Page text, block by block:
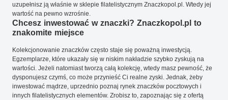
uzupełnisz ją właśnie w sklepie filatelistycznym Znaczkopol.pl. Wtedy jej
wartość na pewno wzrośnie.
Chcesz inwestować w znaczki? Znaczkopol.pl to
znakomite miejsce
Kolekcjonowanie znaczków często staje się poważną inwestycją.
Egzemplarze, które ukazały się w niskim nakładzie szybko zyskują na
wartości. Jeżeli natomiast tworzą całą kolekcję, wtedy masz pewność, że
dysponujesz czymś, co może przynieść Ci realne zyski. Jednak, żeby
inwestować mądrze, uprzednio poznaj rynek znaczków pocztowych i
innych filatelistycznych elementów. Zrobisz to, zapoznając się z ofertą